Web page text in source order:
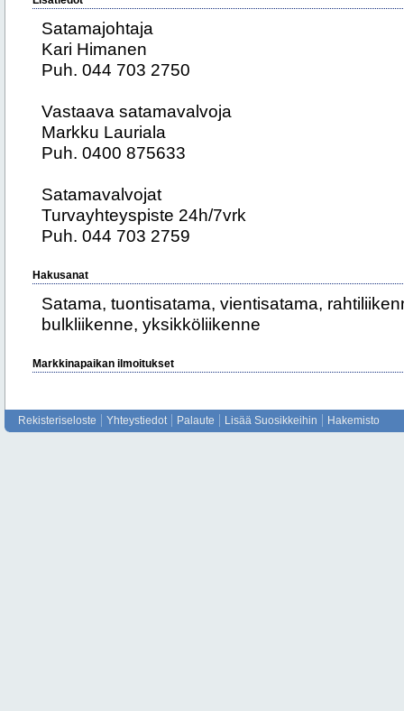
Satamajohtaja
Kari Himanen
Puh. 044 703 2750
Vastaava satamavalvoja
Markku Lauriala
Puh. 0400 875633
Satamavalvojat
Turvayhteyspiste 24h/7vrk
Puh. 044 703 2759
Hakusanat
Satama, tuontisatama, vientisatama,
bulkliikenne, yksikköliikenne
Markkinapaikan ilmoitukset
Rekisteriseloste Yhteystiedot Palaute Lisää Suosikkeihin Hakemisto